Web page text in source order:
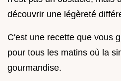
découvrir une légèreté
C'est une recette que vous
pour tous les matins où la
gourmandise.